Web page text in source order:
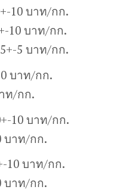
10 บาท/กก.
10 บาท/กก.
5 บาท/กก.
บาท/กก.
ท/กก.
10 บาท/กก.
บาท/กก.
10 บาท/กก.
บาท/กก.